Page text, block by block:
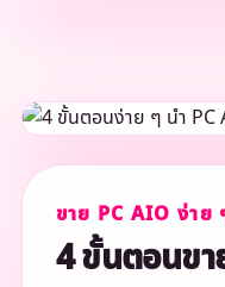
ขาย PC AIO ง่าย
4 ขั้นตอนขา